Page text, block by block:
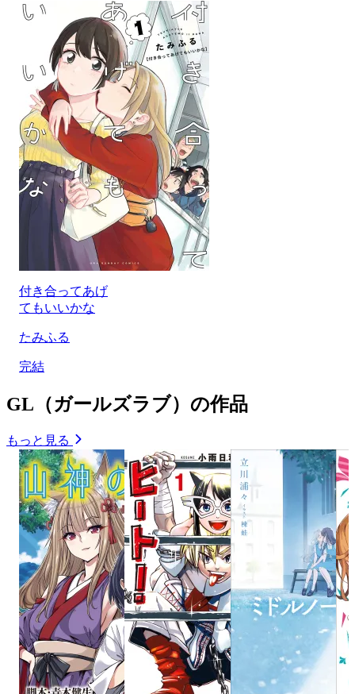
付き合ってあげ
てもいいかな
たみふる
完結
GL（ガールズラブ）の作品
もっと見る